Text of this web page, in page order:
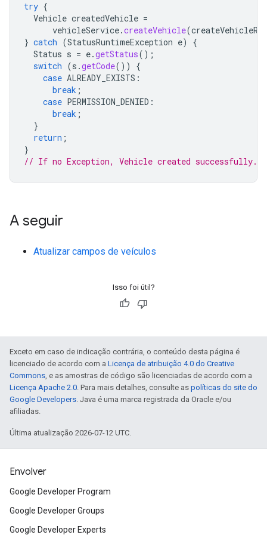
try {
Vehicle createdVehicle =
vehicleService.createVehicle(
} catch (StatusRuntimeException e)
{
Status s = e.getStatus();
switch (s .getCode())
{
case ALREADY_EXISTS :
break ;
case PERMISSION_DENIED :
break ;
}
return ;
}
// If no Exception, Vehicle created successfully.
A seguir
Atualizar campos de veículos
Isso foi útil?
Exceto em caso de indicação contrária, o conteúdo desta página é
licenciado de acordo com a Licença de atribuição 4.0 do Creative
Commons, e as amostras de código são licenciadas de acordo com a
Licença Apache 2.0. Para mais detalhes, consulte as políticas do site do
Google Developers. Java é uma marca registrada da Oracle e/ou
afiliadas.
Última atualização 2026-07-12 UTC.
Envolver
Google Developer Program
Google Developer Groups
Google Developer Experts